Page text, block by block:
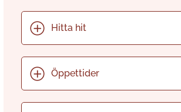
Hitta hit
Öppettider